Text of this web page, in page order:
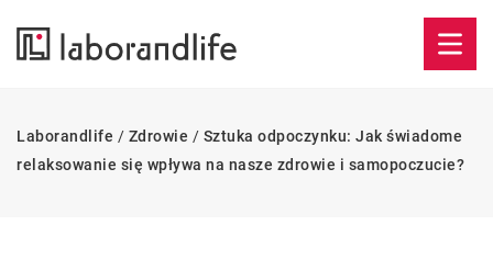
Laborandlife / Zdrowie / Sztuka odpoczynku: Jak świadome
relaksowanie się wpływa na nasze zdrowie i samopoczucie?